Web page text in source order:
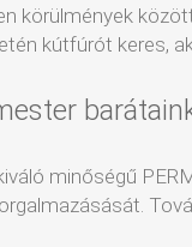
körülmények
kútfúrót keres,
minőségű